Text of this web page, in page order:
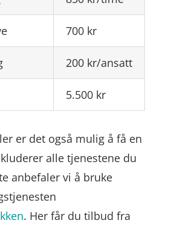
700 kr
200 kr/ansatt
5.500 kr
er det også mulig å få en
alle tjenestene du
anbefaler vi å bruke
. Her får du tilbud fra